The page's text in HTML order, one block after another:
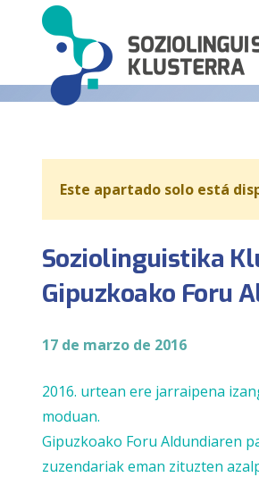
Este apartado solo está
Soziolinguistika
Gipuzkoako Foru
17 de marzo de 2016
2016. urtean ere jarraipena
moduan.
Gipuzkoako Foru Aldundiaren
zuzendariak eman zituzten